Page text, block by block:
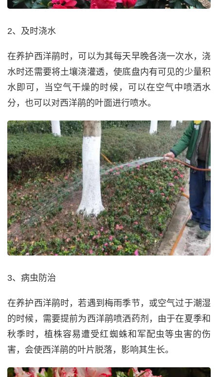
2、及时浇水
在养护西洋鹃时，可以为其每天早晚各浇一次水，浇
水时还需要将土壤浇灌透，使底盘内有可见的少量积
水即可，当空气干燥的时候，可以在空气中喷洒水
分，也可以对西洋鹃的叶面进行喷水。
3、病虫防治
在养护西洋鹃时，若遇到梅雨季节，或空气过于潮湿
的时候，需要提前为西洋鹃喷洒药剂，由于在夏季和
秋季时，植株容易遭受红蜘蛛和军配虫等虫害的伤
害，会使西洋鹃的叶片脱落，影响其生长。